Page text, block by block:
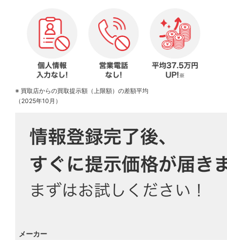
※ 買取店からの買取提示額（上限額）の差額平均
（2025年10月）
メーカー